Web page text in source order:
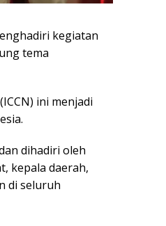
kegiatan
tema
ini menjadi
dihadiri oleh
kepala daerah,
di seluruh